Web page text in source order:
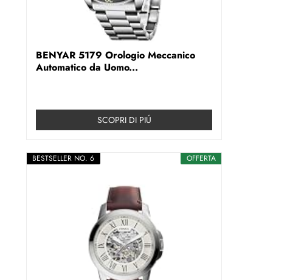
BENYAR 5179 Orologio Meccanico
Automatico da Uomo...
SCOPRI DI PIÚ
OFFERTA
BESTSELLER NO. 6